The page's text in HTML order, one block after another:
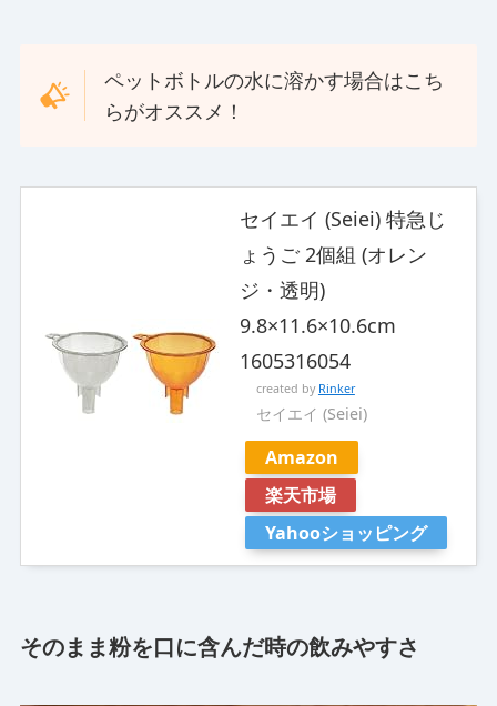
ペットボトルの水に溶かす場合はこち
らがオススメ！
セイエイ (Seiei) 特急じ
ょうご 2個組 (オレン
ジ・透明)
9.8×11.6×10.6cm
1605316054
created by Rinker
セイエイ (Seiei)
Amazon
楽天市場
Yahooショッピング
そのまま粉を口に含んだ時の飲みやすさ